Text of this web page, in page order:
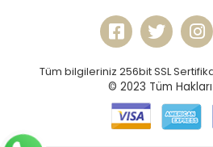
Tüm bilgileriniz 256bit SSL
© 2023 Tüm Hakları